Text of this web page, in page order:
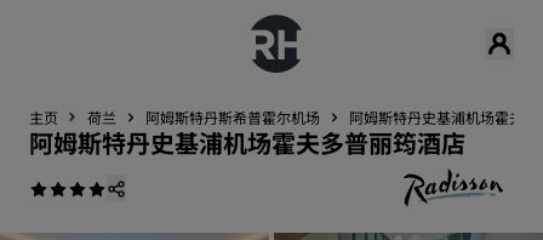
主页 荷兰 阿姆斯特丹斯希普霍尔机场 阿姆斯特丹史基浦机场霍夫
阿姆斯特丹史基浦机场霍夫多普丽筠酒店